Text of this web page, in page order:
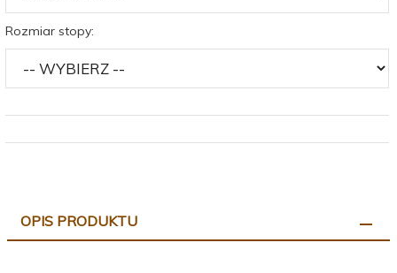
Rozmiar stopy:
OPIS PRODUKTU